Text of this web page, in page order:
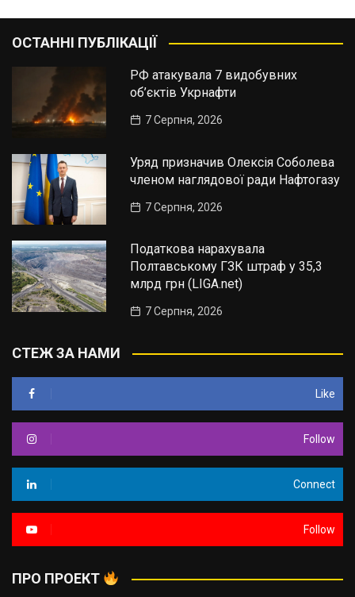
ОСТАННІ ПУБЛІКАЦІЇ
РФ атакувала 7 видобувних
об’єктів Укрнафти
7 Серпня, 2026
Уряд призначив Олексія Соболева
членом наглядової ради Нафтогазу
7 Серпня, 2026
Податкова нарахувала
Полтавському ГЗК штраф у 35,3
млрд грн (LIGA.net)
7 Серпня, 2026
СТЕЖ ЗА НАМИ
Like
Follow
Connect
Follow
ПРО ПРОЕКТ